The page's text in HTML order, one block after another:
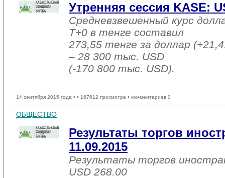
Утренняя сессия KASE:
Средневзвешенный курс
T+0 в тенге составил
273,55 тенге за доллар
– 28 300 тыс. USD
(-170 800 тыс. USD).
14 сентября 2015 года • • 167612 просмотра • комментариев 0
ОБЩЕСТВО
Результаты торгов
11.09.2015
Результаты торгов
USD 268.00